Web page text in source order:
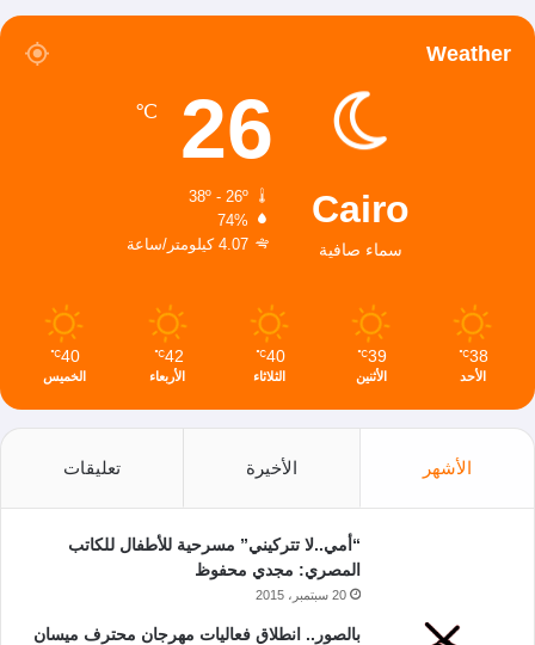
Weather
Cairo
سماء صافية
26
℃
38º - 26º
74%
4.07 كيلومتر/ساعة
38
℃
الأحد
39
℃
الأثنين
40
℃
الثلاثاء
42
℃
الأربعاء
40
℃
الخميس
الأشهر الأخيرة تعليقات
“أمي..لا تتركيني” مسرحية للأطفال للكاتب
المصري: مجدي محفوظ
20 سبتمبر، 2015
بالصور.. انطلاق فعاليات مهرجان محترف ميسان